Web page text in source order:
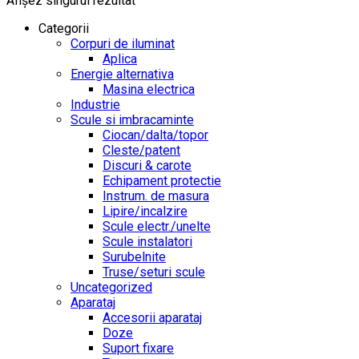
Categorii
Corpuri de iluminat
Aplica
Energie alternativa
Masina electrica
Industrie
Scule si imbracaminte
Ciocan/dalta/topor
Cleste/patent
Discuri & carote
Echipament protectie
Instrum. de masura
Lipire/incalzire
Scule electr./unelte
Scule instalatori
Surubelnite
Truse/seturi scule
Uncategorized
Aparataj
Accesorii aparataj
Doze
Suport fixare